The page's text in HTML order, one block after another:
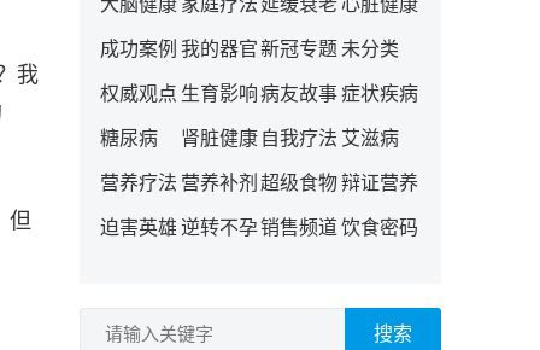
我
但
成功案例 我的器官新冠专题 未分类
权威观点 生育影响病友故事症状疾病
糖尿病 肾脏健康 自我疗法 艾滋病
营养疗法 营养补剂 超级食物辩证营养
迫害英雄 逆转不孕销售频道饮食密码
搜索